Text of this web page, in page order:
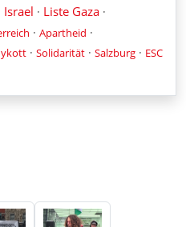
Israel · Liste Gaza ·
· Apartheid ·
· Solidarität · Salzburg · ESC